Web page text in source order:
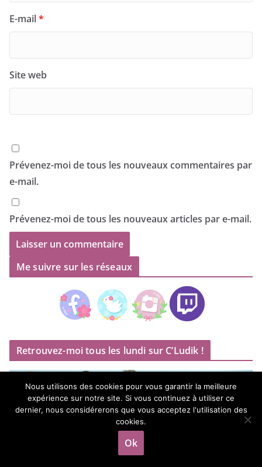
E-mail*
Site web
Prévenez-moi de tous les nouveaux commentaires par
e-mail.
Prévenez-moi de tous les nouveaux articles par e-mail.
Me suivre sur les réseaux
Retrouvez-moi tous les lundi sur C’Ludik !
Nous utilisons des cookies pour vous garantir la meilleure
expérience sur notre site. Si vous continuez à utiliser ce
dernier, nous considérerons que vous acceptez l'utilisation des
cookies.
Ok